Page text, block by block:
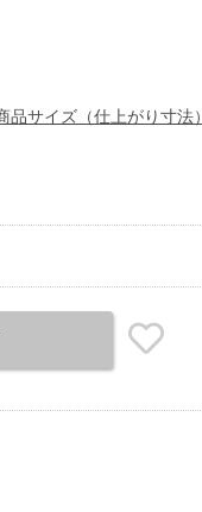
品サイズ（仕上がり寸法）